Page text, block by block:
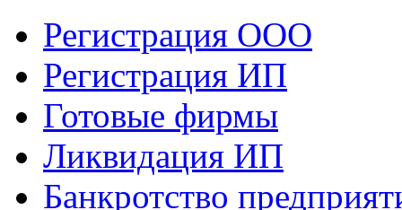
Регистрация ООО
Регистрация ИП
Готовые фирмы
Ликвидация ИП
Банкротство